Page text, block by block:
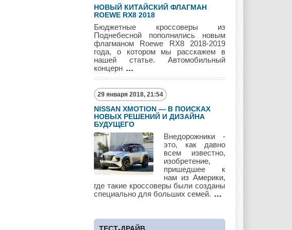
Peugeot Pontiac Porshe
Renault Rolls Royce Rover
Saab
Skoda Ssang Yong Subaru
НОВЫЙ КИТАЙСКИЙ ФЛАГМАН
ROEWE RX8 2018
Бюджетные кроссоверы из
Поднебесной пополнились новым
флагманом Roewe RX8 2018-2019
года, о котором мы расскажем в
нашей статье. Автомобильный
концерн
29 января 2018, 21:54
NISSAN XMOTION — В ПОИСКАХ
НОВЫХ РЕШЕНИЙ И ДИЗАЙНА
БУДУЩЕГО
Внедорожники -
это, как давно
всем известно,
изобретение,
пришедшее к
нам из Америки,
где такие кроссоверы были созданы
специально для больших семей.